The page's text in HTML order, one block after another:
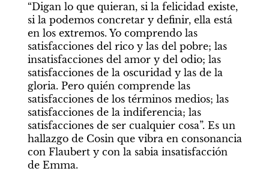
“Digan lo que quieran, si la felicidad existe,
si la podemos concretar y definir, ella está
en los extremos. Yo comprendo las
satisfacciones del rico y las del pobre; las
insatisfacciones del amor y del odio; las
satisfacciones de la oscuridad y las de la
gloria. Pero quién comprende las
satisfacciones de los términos medios; las
satisfacciones de la indiferencia; las
satisfacciones de ser cualquier cosa”. Es un
hallazgo de Cosin que vibra en consonancia
con Flaubert y con la sabia insatisfacción
de Emma.